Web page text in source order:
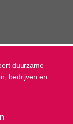
duurzame
bedrijven en